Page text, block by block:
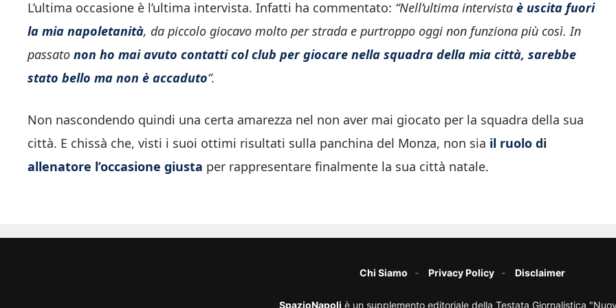
L’ultima occasione è l’ultima intervista. Infatti ha commentato: “Nell’ultima intervista è uscita fuori
la mia napoletanità, da piccolo giocavo molto per strada e purtroppo oggi non funziona più così. In
passato non ho mai avuto contatti col club per giocare nella squadra della mia città, sarebbe
stato bello ma non è accaduto“.
Non nascondendo quindi una certa amarezza nel non aver mai giocato per la squadra della sua
città. E chissà che, visti i suoi ottimi risultati sulla panchina del Monza, non sia il ruolo di
allenatore l’occasione giusta per rappresentare finalmente la sua città natale.
Chi Siamo Privacy Policy Disclaimer
SpazioNapoli è un supplemento editoriale della Testata Giornalistica